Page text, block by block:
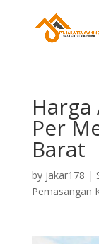
Per
Barat
by jakar178 |
Pemasangan